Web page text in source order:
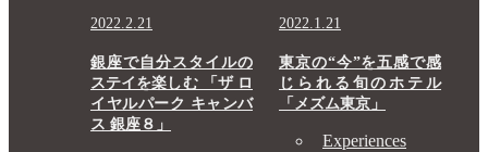
2022.2.21
銀座で自分スタイルの
ステイを楽しむ 「ザ ロ
イヤルパーク キャンバ
ス 銀座８」
2022.1.21
東京の“今”を五感で感
じられる旬のホテル
「メズム東京」
Experiences